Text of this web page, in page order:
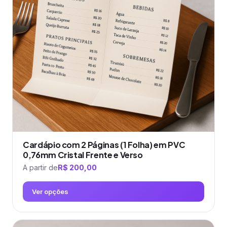
opções
podem
ser
escolhidas
na
página
do
produto
Cardápio com 2 Páginas (1 Folha) em PVC
0,76mm Cristal Frente e Verso
A partir deR$ 200,00
Ver opções
Este